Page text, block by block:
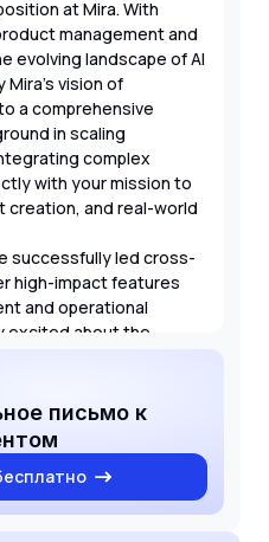
at Mira. With
management and
evolving landscape of AI
Mira's vision of
a comprehensive
in scaling
complex
with your mission to
and real-world
successfully led cross-
high-impact features
and operational
excited about the
AI agent that
and practical
I am confident
technical
significantly to Mira's
its innovative platform.
письмо к